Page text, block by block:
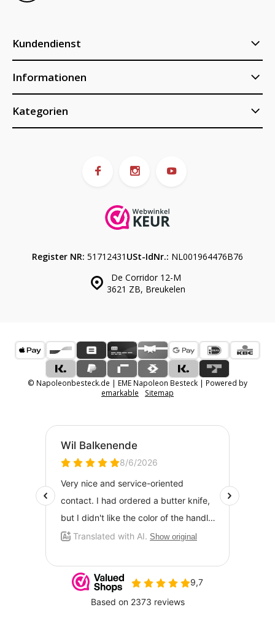
Kundendienst
Informationen
Kategorien
De Corridor 12-M
3621 ZB, Breukelen
Register NR: 51712431 USt-IdNr.: NL001964476B76
© Napoleonbesteck.de | EME Napoleon Besteck | Powered by
emarkable
Sitemap